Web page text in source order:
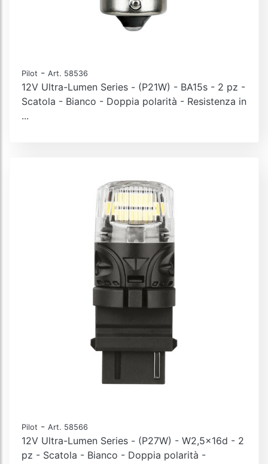
Pilot - Art. 58536
12V Ultra-Lumen Series - (P21W) - BA15s - 2 pz -
Scatola - Bianco - Doppia polarità - Resistenza in
...
Pilot - Art. 58566
12V Ultra-Lumen Series - (P27W) - W2,5x16d - 2
pz - Scatola - Bianco - Doppia polarità -